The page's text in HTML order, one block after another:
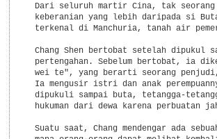
Dari seluruh martir Cina, tak
keberanian yang lebih daripada si
terkenal di Manchuria, tanah air
Chang Shen bertobat setelah dipukul
pertengahan. Sebelum bertobat, ia
wei te", yang berarti seorang
Ia mengusir istri dan anak
dipukuli sampai buta, tetangga-
hukuman dari dewa karena perbuatan
Suatu saat, Chang mendengar ada